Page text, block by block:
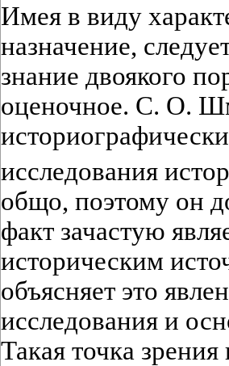
Имея в виду
назначение,
знание двоякого
оценочное. С. О.
исследования
общо, поэтому он
факт зачастую
историческим
объясняет это
исследования и
Такая точка